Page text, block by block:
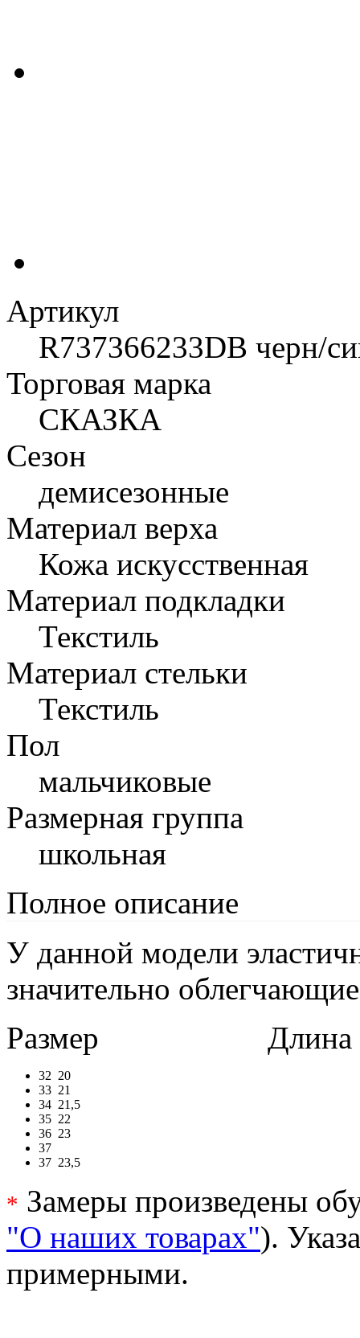
Артикул
R737366233DB черн/
Торговая марка
СКАЗКА
Сезон
демисезонные
Материал верха
Кожа искусственная
Материал подкладки
Текстиль
Материал стельки
Текстиль
Пол
мальчиковые
Размерная группа
школьная
Полное описание
У данной модели
значительно
Размер
Длина в
32 20
33 21
34 21,5
35 22
36 23
37
37 23,5
* Замеры произведены
"О наших товарах").
примерными.